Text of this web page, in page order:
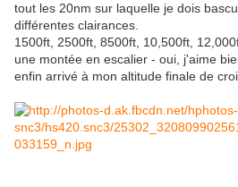
tout les 20nm sur laquelle je dois
différentes clairances.
1500ft, 2500ft, 8500ft, 10,500ft,
une montée en escalier - oui, j'aime
enfin arrivé à mon altitude finale de